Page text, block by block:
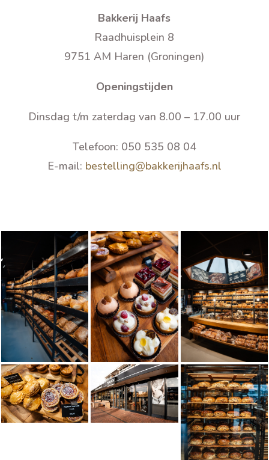
Bakkerij Haafs
Raadhuisplein 8
9751 AM Haren (Groningen)
Openingstijden
Dinsdag t/m zaterdag van 8.00 – 17.00 uur
Telefoon: 050 535 08 04
E-mail: bestelling@bakkerijhaafs.nl